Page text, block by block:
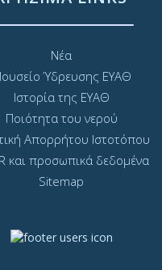
Νέα
Ύδρευσης ΕΥΑΘ
Ιστορία της ΕΥΑΘ
Ποιότητα του νερού
Απορρήτου Ιστοτόπου
και προσωπικά δεδομένα
Sitemap